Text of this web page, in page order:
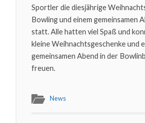
Sportler die diesjährige
Bowling und einem gemeinsamen
statt. Alle hatten viel Spaß und
kleine Weihnachtsgeschenke und
gemeinsamen Abend in der
freuen.
News